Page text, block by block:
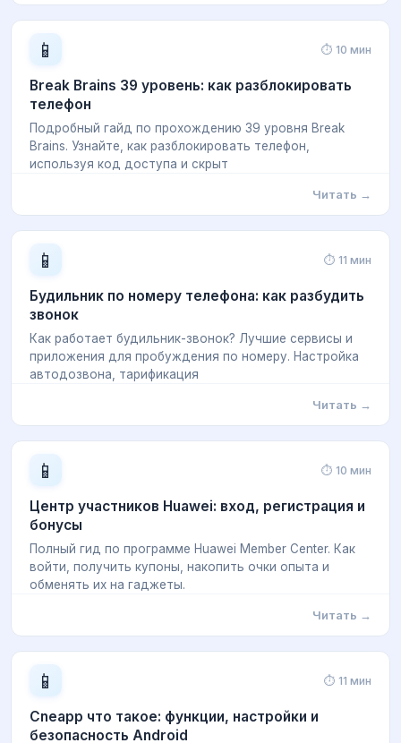
📱 ⏱ 10 мин
Break Brains 39 уровень: как разблокировать
телефон
Подробный гайд по прохождению 39 уровня Break
Brains. Узнайте, как разблокировать телефон,
используя код доступа и скрыт
Читать →
📱 ⏱ 11 мин
Будильник по номеру телефона: как разбудить
звонок
Как работает будильник-звонок? Лучшие сервисы и
приложения для пробуждения по номеру. Настройка
автодозвона, тарификация
Читать →
📱 ⏱ 10 мин
Центр участников Huawei: вход, регистрация и
бонусы
Полный гид по программе Huawei Member Center. Как
войти, получить купоны, накопить очки опыта и
обменять их на гаджеты.
Читать →
📱 ⏱ 11 мин
Cneapp что такое: функции, настройки и
безопасность Android